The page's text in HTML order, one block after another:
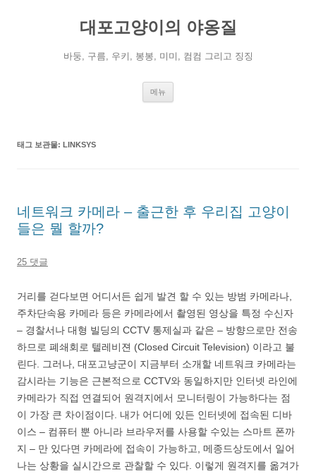
대포고양이의 야옹질
바둥, 구름, 우키, 봉봉, 미미, 컴컴 그리고 징징
메뉴
태그 보관물: LINKSYS
네트워크 카메라 – 출근한 후 우리집 고양이
들은 뭘 할까?
25 댓글
거리를 걷다보면 어디서든 쉽게 발견 할 수 있는 방범 카메라나,
주차단속용 카메라 등은 카메라에서 촬영된 영상을 특정 수신자
– 경찰서나 대형 빌딩의 CCTV 통제실과 같은 – 방향으로만 전송
하므로 폐쇄회로 텔레비젼 (Closed Circuit Television) 이라고 불
린다. 그러나, 대포고냥군이 지금부터 소개할 네트워크 카메라는
감시라는 기능은 근본적으로 CCTV와 동일하지만 인터넷 라인에
카메라가 직접 연결되어 원격지에서 모니터링이 가능하다는 점
이 가장 큰 차이점이다. 내가 어디에 있든 인터넷에 접속된 디바
이스 – 컴퓨터 뿐 아니라 브라우저를 사용할 수있는 스마트 폰까
지 – 만 있다면 카메라에 접속이 가능하고, 메종드상도에서 일어
나는 상황을 실시간으로 관찰할 수 있다. 이렇게 원격지를 옮겨가